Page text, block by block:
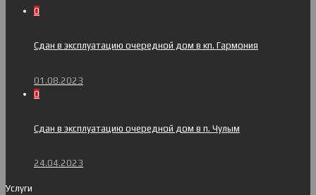
0
Сдан в эксплуатацию очередной дом в кп. Гармония
01.08.2023
0
Сдан в эксплуатацию очередной дом в п. Чулым
24.04.2023
Услуги